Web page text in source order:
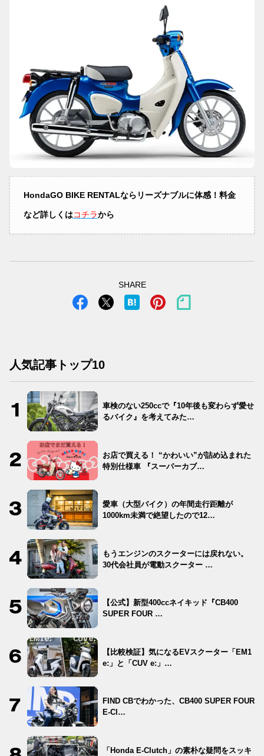
HondaGO BIKE RENTALならリーズナブルに体感！料金
など詳しくはコチラから
SHARE
人気記事トップ10
車検のない250ccで『10年後も変わらず愛せ
るバイク』を考えてみた…
お店で買える！ “かわいい”が詰め込まれた
特別仕様車 『スーパーカブ…
愛車（大型バイク）の年間走行距離が
1000km未満で絶望したので12…
もうエンジンのスクーターには戻れない。
30代会社員が電動スクーター …
【公式】新型400ccネイキッド『CB400
SUPER FOUR …
【比較検証】気になるEVスクーター「EM1
e:」と「CUV e:」…
FIND CBでわかった、CB400 SUPER FOUR
E-Cl…
「Honda E-Clutch」の素朴な疑問をスッキ